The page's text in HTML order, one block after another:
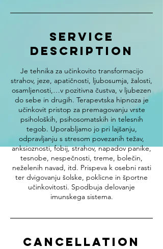
Service
Description
Je tehnika za učinkovito transformacijo
strahov, jeze, apatičnosti, ljubosumja, žalosti,
osamljenosti,…v pozitivna čustva, v ljubezen
do sebe in drugih. Terapevtska hipnoza je
učinkovit pristop za premagovanju vrste
psiholoških, psihosomatskih in telesnih
tegob. Uporabljamo jo pri lajšanju,
odpravljanj u s stresom povezanih težav,
anksioznosti, fobij, strahov, napadov panike,
tesnobe, nespečnosti, treme, bolečin,
neželenih navad, itd. Prispeva k osebni rasti
ter dvigovanju šolske, poklicne in športne
u činkovitosti. Spodbuja de lovanje
imunskega sistema.
Cancellation